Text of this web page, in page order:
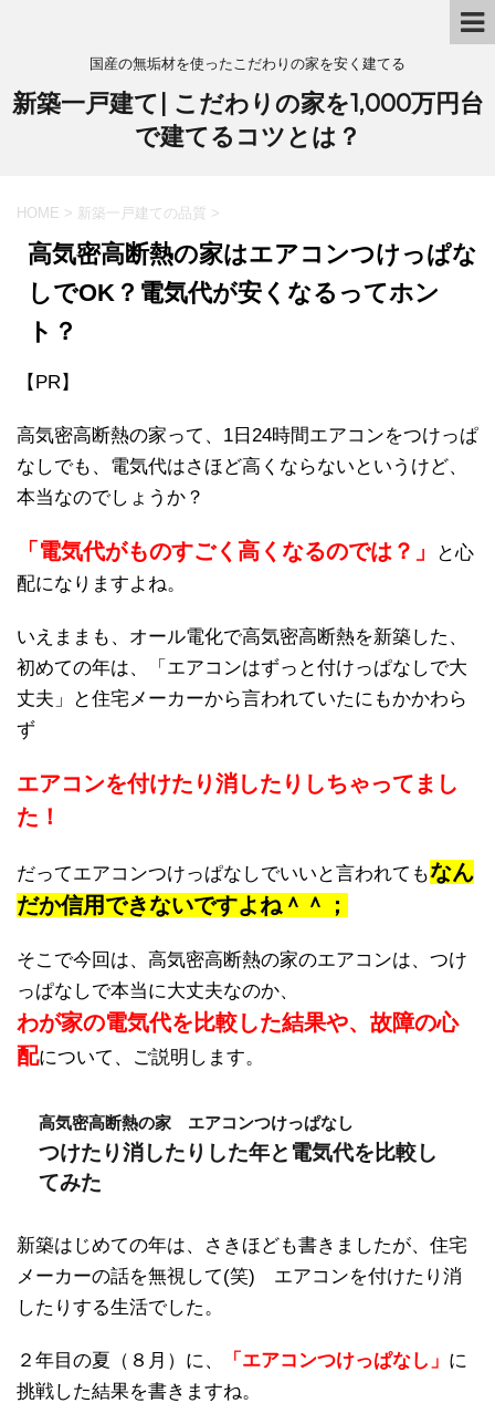
国産の無垢材を使ったこだわりの家を安く建てる
新築一戸建て| こだわりの家を1,000万円台
で建てるコツとは？
HOME > 新築一戸建ての品質 >
高気密高断熱の家はエアコンつけっぱな
しでOK？電気代が安くなるってホン
ト？
【PR】
高気密高断熱の家って、1日24時間エアコンをつけっぱ
なしでも、電気代はさほど高くならないというけど、
本当なのでしょうか？
「電気代がものすごく高くなるのでは？」
と心
配になりますよね。
いえままも、オール電化で高気密高断熱を新築した、
初めての年は、「エアコンはずっと付けっぱなしで大
丈夫」と住宅メーカーから言われていたにもかかわら
ず
エアコンを付けたり消したりしちゃってまし
た！
だってエアコンつけっぱなしでいいと言われてもなん
だか信用できないですよね＾＾；
そこで今回は、高気密高断熱の家のエアコンは、つけ
っぱなしで本当に大丈夫なのか、
わが家の電気代を比較した結果や、故障の心
配について、ご説明します。
高気密高断熱の家 エアコンつけっぱなし
つけたり消したりした年と電気代を比較し
てみた
新築はじめての年は、さきほども書きましたが、住宅
メーカーの話を無視して(笑) エアコンを付けたり消
したりする生活でした。
２年目の夏（８月）に、 「エアコンつけっぱなし」 に
挑戦した結果を書きますね。